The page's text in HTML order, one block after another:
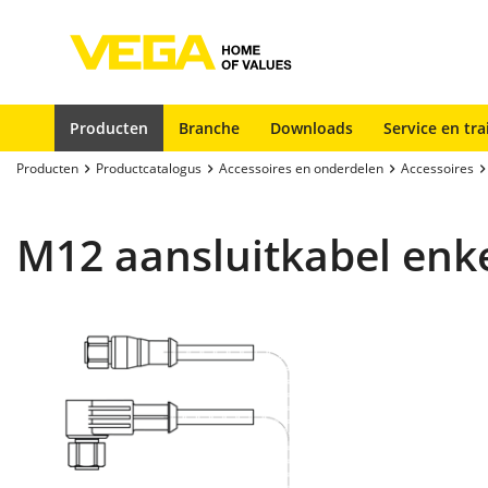
Producten Branche Downloads Service en
Producten Productcatalogus Accessoires en onderdelen Accessoires
M12 aansluitkabel